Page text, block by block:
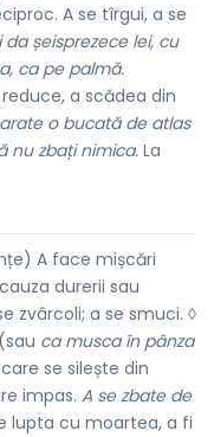
A se tîrgui, a se
șeisprezece lei, cu
ca pe palmă.
a scădea din
o bucată de atlas
nu zbați nimica. La
A face mișcări
durerii sau
zvârcoli; a se smuci. ◊
ca musca în pânza
se silește din
impas. A se zbate de
lupta cu moartea, a fi